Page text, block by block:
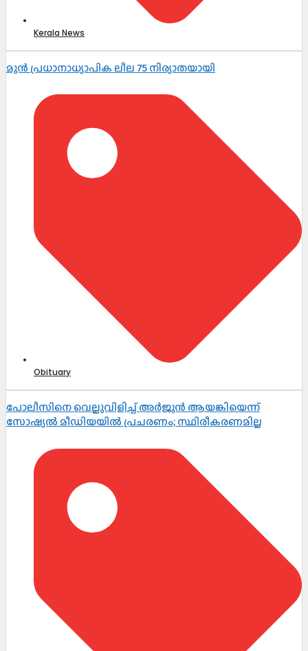
Kerala News
മുൻ പ്രധാനാധ്യാപിക ലീല 75 നിര്യാതയായി
Obituary
പോലീസിനെ വെല്ലുവിളിച്ച് അർജുൻ ആയങ്കിയെന്ന്
സോഷ്യൽ മീഡിയയിൽ പ്രചരണം; സ്ഥിരീകരണമില്ല